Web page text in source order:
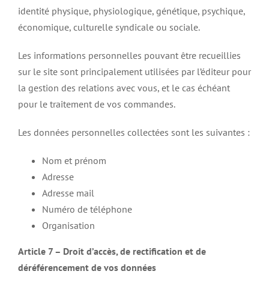
identité physique, physiologique, génétique, psychique,
économique, culturelle syndicale ou sociale.
Les informations personnelles pouvant être recueillies
sur le site sont principalement utilisées par l’éditeur pour
la gestion des relations avec vous, et le cas échéant
pour le traitement de vos commandes.
Les données personnelles collectées sont les suivantes :
Nom et prénom
Adresse
Adresse mail
Numéro de téléphone
Organisation
Article 7 – Droit d’accès, de rectification et de
déréférencement de vos données